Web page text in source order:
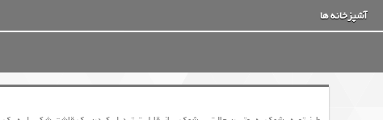
آشپزخانه ها